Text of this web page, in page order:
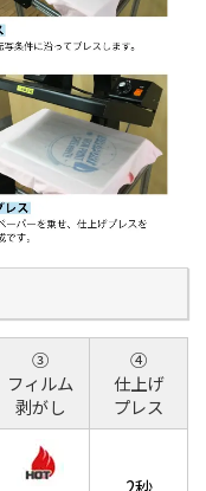
③
フィルム
剥がし
④
仕上げ
プレス